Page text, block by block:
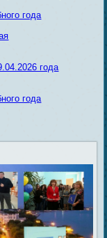
года
года
года